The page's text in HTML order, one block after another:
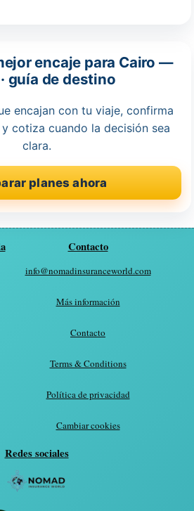
encaje para Cairo —
guía de destino
encajan con tu viaje, confirma
cotiza cuando la decisión sea
clara.
planes ahora
Contacto
info@nomadinsuranceworld.com
Más información
Contacto
Terms & Conditions
Política de privacidad
Cambiar cookies
Redes sociales